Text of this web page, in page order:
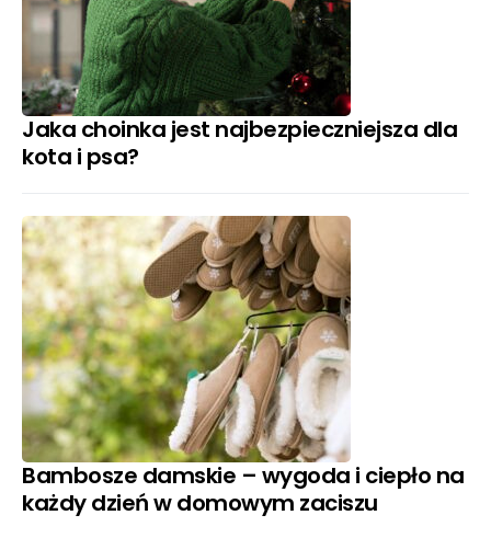
Jaka choinka jest najbezpieczniejsza dla
kota i psa?
Bambosze damskie – wygoda i ciepło na
każdy dzień w domowym zaciszu